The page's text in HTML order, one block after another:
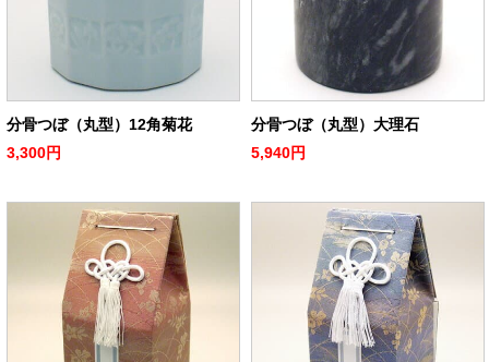
分骨つぼ（丸型）12角菊花
3,300円
分骨つぼ（丸型）大理石
5,940円